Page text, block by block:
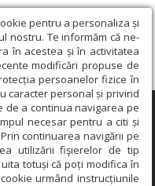
pentru a personaliza și
nostru. Te informăm că ne-
în acestea și în activitatea
modificări propuse de
persoanelor fizice în
caracter personal și privind
de a continua navigarea pe
necesar pentru a citi și
continuarea navigării pe
utilizării fişierelor de tip
totuși că poți modifica în
urmând instrucțiunile
×